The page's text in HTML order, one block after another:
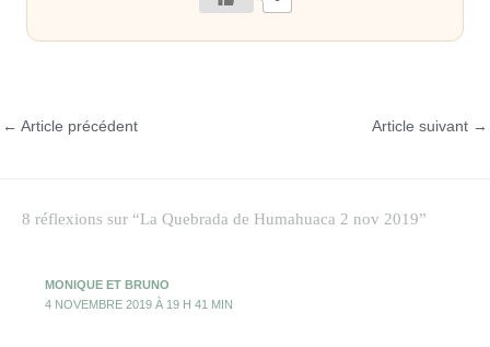
← Article précédent Article suivant →
8 réflexions sur “La Quebrada de Humahuaca 2 nov 2019”
MONIQUE ET BRUNO
4 NOVEMBRE 2019 À 19 H 41 MIN